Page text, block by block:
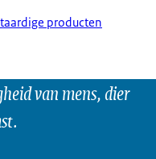
producten
van mens, dier